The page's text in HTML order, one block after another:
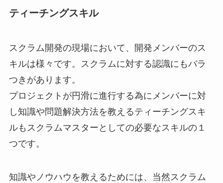
ティーチングスキル
スクラム開発の現場において、開発メンバーのス
キルは様々です。スクラムに対する認識にもバラ
つきがあります。
プロジェクトが円滑に進行する為にメンバーに対
し知識や問題解決方法を教えるティーチングスキ
ルもスクラムマスターとしての必要なスキルの１
つです。
知識やノウハウを教えるためには、当然スクラム